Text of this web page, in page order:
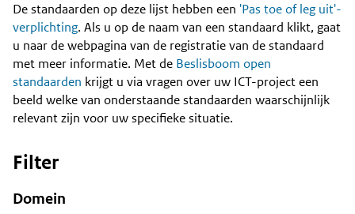
Content
De standaarden op deze lijst hebben een 'Pas toe of leg uit'-
verplichting. Als u op de naam van een standaard klikt, gaat
u naar de webpagina van de registratie van de standaard
met meer informatie. Met de Beslisboom open
standaarden krijgt u via vragen over uw ICT-project een
beeld welke van onderstaande standaarden waarschijnlijk
relevant zijn voor uw specifieke situatie.
Filter
Domein